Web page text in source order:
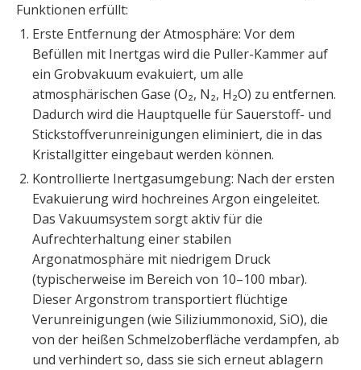
Funktionen erfüllt:
Erste Entfernung der Atmosphäre: Vor dem
Befüllen mit Inertgas wird die Puller-Kammer auf
ein Grobvakuum evakuiert, um alle
atmosphärischen Gase (O₂, N₂, H₂O) zu entfernen.
Dadurch wird die Hauptquelle für Sauerstoff- und
Stickstoffverunreinigungen eliminiert, die in das
Kristallgitter eingebaut werden können.
Kontrollierte Inertgasumgebung: Nach der ersten
Evakuierung wird hochreines Argon eingeleitet.
Das Vakuumsystem sorgt aktiv für die
Aufrechterhaltung einer stabilen
Argonatmosphäre mit niedrigem Druck
(typischerweise im Bereich von 10–100 mbar).
Dieser Argonstrom transportiert flüchtige
Verunreinigungen (wie Siliziummonoxid, SiO), die
von der heißen Schmelzoberfläche verdampfen, ab
und verhindert so, dass sie sich erneut ablagern